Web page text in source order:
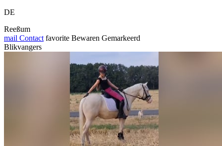
DE
Reeßum
mail Contact favorite Bewaren Gemarkeerd
Blikvangers